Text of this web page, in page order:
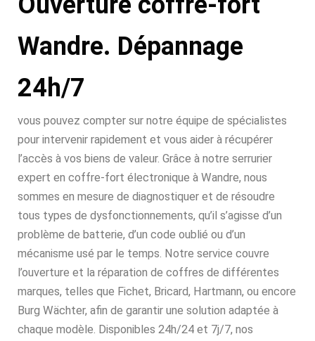
Wandre. Dépannage
24h/7
vous pouvez compter sur notre équipe de spécialistes
pour intervenir rapidement et vous aider à récupérer
l’accès à vos biens de valeur. Grâce à notre serrurier
expert en coffre-fort électronique à Wandre, nous
sommes en mesure de diagnostiquer et de résoudre
tous types de dysfonctionnements, qu’il s’agisse d’un
problème de batterie, d’un code oublié ou d’un
mécanisme usé par le temps. Notre service couvre
l’ouverture et la réparation de coffres de différentes
marques, telles que Fichet, Bricard, Hartmann, ou encore
Burg Wächter, afin de garantir une solution adaptée à
chaque modèle. Disponibles 24h/24 et 7j/7, nos